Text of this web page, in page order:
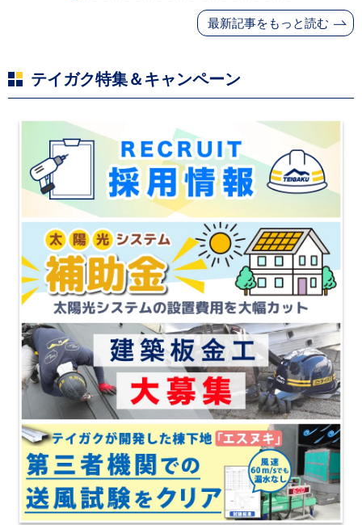
ーフィングの値上げ
と材料入手困難・出最新記事をもっと読む
テイガク特集＆キャンペーン